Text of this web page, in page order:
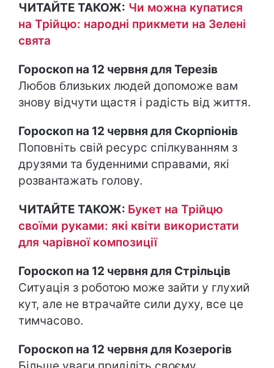
ЧИТАЙТЕ ТАКОЖ: Чи можна купатися
на Трійцю: народні прикмети на Зелені
свята
Гороскоп на 12 червня для Терезів
Любов близьких людей допоможе вам
знову відчути щастя і радість від життя.
Гороскоп на 12 червня для Скорпіонів
Поповніть свій ресурс спілкуванням з
друзями та буденними справами, які
розвантажать голову.
ЧИТАЙТЕ ТАКОЖ: Букет на Трійцю
своїми руками: які квіти використати
для чарівної композиції
Гороскоп на 12 червня для Стрільців
Ситуація з роботою може зайти у глухий
кут, але не втрачайте сили духу, все це
тимчасово.
Гороскоп на 12 червня для Козерогів